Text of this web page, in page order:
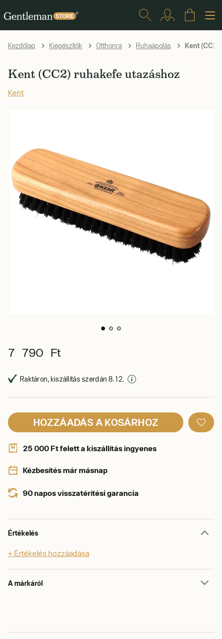
Kezdőlap Kiegészítők Otthonra Ruhaápolás Kent
Kent (CC2) ruhakefe utazáshoz
Kent
7 790 Ft
Raktáron, kiszállítás szerdán 8. 12.
HOZZÁADÁS A KOSÁRHOZ
25 000 Ft felett a kiszállítás ingyenes
Kézbesítés már másnap
90 napos visszatérítési garancia
Értékelés
+ Értékelés hozzáadása
A márkáról